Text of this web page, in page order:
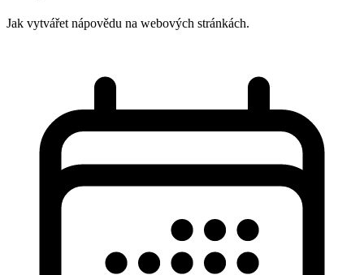
Jak vytvářet nápovědu na webových stránkách.